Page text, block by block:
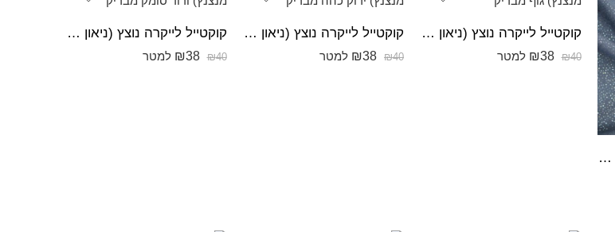
קוקטייל לייקרה נוצץ (ניאון מנצנץ) גינס כחול ויולט מבריק
קוקטייל לייקרה נוצץ (ניאון מנצנץ) גוף מבריק
₪40
₪38 למטר
קוקטייל לייקרה נוצץ (ניאון מנצנץ) ירוק כהה מבריק
₪40
₪38 למטר
קוקטייל לייקרה נוצץ (ניאון מנצנץ) ורוד סומק מבריק
₪40
₪38 למטר